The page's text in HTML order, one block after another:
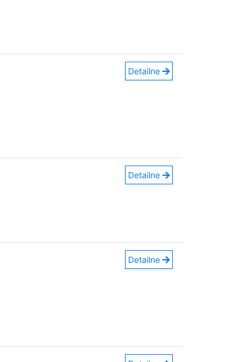
Detailne
Detailne
Detailne